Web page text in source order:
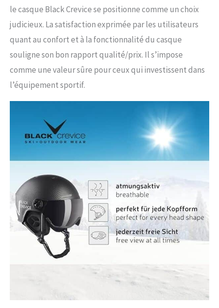
le casque Black Crevice se positionne comme un choix
judicieux. La satisfaction exprimée par les utilisateurs
quant au confort et à la fonctionnalité du casque
souligne son bon rapport qualité/prix. Il s’impose
comme une valeur sûre pour ceux qui investissent dans
l’équipement sportif.